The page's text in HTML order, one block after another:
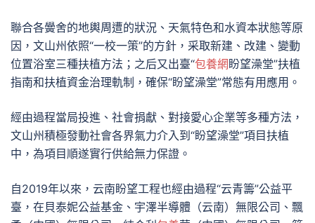
聯合各黌舍的地輿周遭的狀況、天氣特色和水資本狀態等原
因，文山州依照“一校一策”的方針，采取新建、改建、變動
位置浴室三種扶植方法；之后又出臺“包養網 盼望澡堂”扶植
指南和扶植資金治理軌制，確保“盼望澡堂”常態有用應用。
經由過程當局投進、社會捐獻、對接愛心企業等多種方法，
文山州積極發動社會各界氣力介入到“盼望澡堂”項目扶植
中，為項目順遂實行供給無力保證。
自2019年以來，云南盼望工程也經由過程“云青籌”公益平
臺，在貝泰妮公益基金、宇澤半導體（云南）無限公司、飄